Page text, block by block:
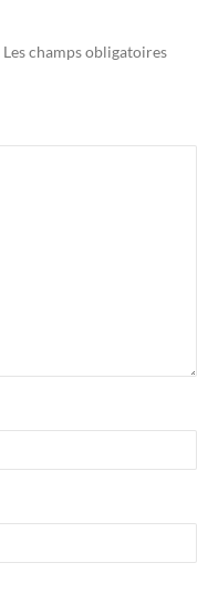
Les champs obligatoires